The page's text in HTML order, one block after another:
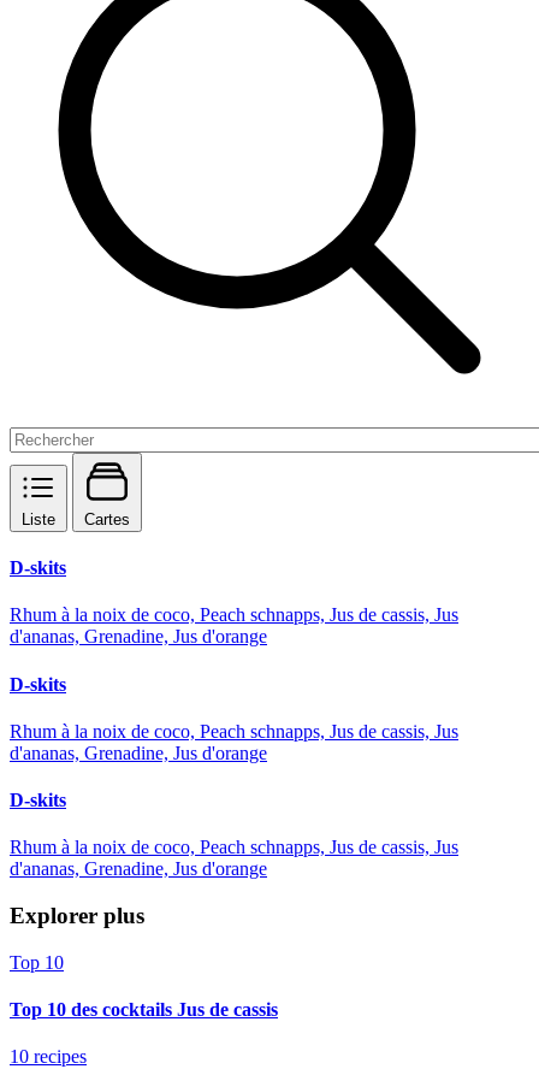
Liste Cartes
D-skits
Rhum à la noix de coco, Peach schnapps, Jus de cassis, Jus
d'ananas, Grenadine, Jus d'orange
D-skits
Rhum à la noix de coco, Peach schnapps, Jus de cassis, Jus
d'ananas, Grenadine, Jus d'orange
D-skits
Rhum à la noix de coco, Peach schnapps, Jus de cassis, Jus
d'ananas, Grenadine, Jus d'orange
Explorer plus
Top 10
Top 10 des cocktails Jus de cassis
10 recipes